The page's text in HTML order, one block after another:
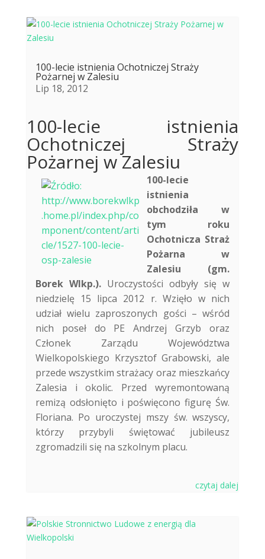
100-lecie istnienia Ochotniczej Straży
Pożarnej w Zalesiu
Lip 18, 2012
100-lecie istnienia
Ochotniczej Straży
Pożarnej w Zalesiu
100-lecie
istnienia
obchodziła w
tym roku
Ochotnicza Straż
Pożarna w
Zalesiu (gm.
Borek Wlkp.).Uroczystości odbyły się w
niedzielę 15 lipca 2012 r. Wzięło w nich
udział wielu zaproszonych gości – wśród
nich poseł do PE Andrzej Grzyb oraz
Członek Zarządu Województwa
Wielkopolskiego Krzysztof Grabowski, ale
przede wszystkim strażacy oraz mieszkańcy
Zalesia i okolic. Przed wyremontowaną
remizą odsłonięto i poświęcono figurę Św.
Floriana. Po uroczystej mszy św. wszyscy,
którzy przybyli świętować jubileusz
zgromadzili się na szkolnym placu.
czytaj dalej